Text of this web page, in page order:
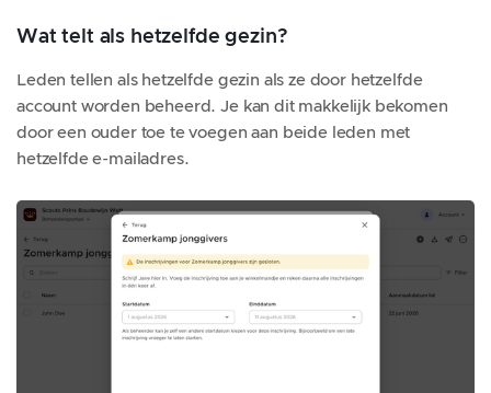
Wat telt als hetzelfde gezin?
Leden tellen als hetzelfde gezin als ze door hetzelfde
account worden beheerd. Je kan dit makkelijk bekomen
door een ouder toe te voegen aan beide leden met
hetzelfde e-mailadres.